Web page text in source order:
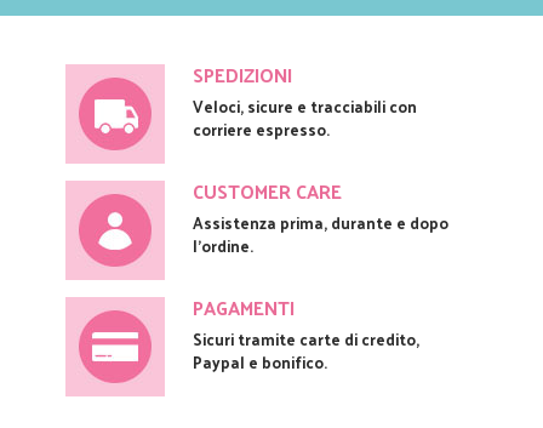
SPEDIZIONI
Veloci, sicure e tracciabili con
corriere espresso.
CUSTOMER CARE
Assistenza prima, durante e dopo
l'ordine.
PAGAMENTI
Sicuri tramite carte di credito,
Paypal e bonifico.